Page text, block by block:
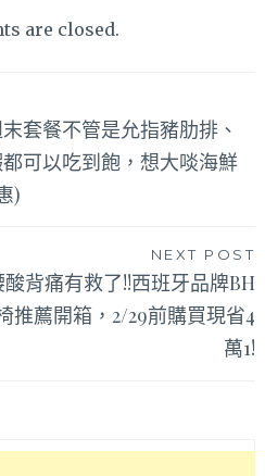
are closed.
套餐不管是允指豬肋排、
可以吃到飽，想大啖海鮮
)
NEXT POST
背痛有救了!!西班牙品牌BH
推薦開箱，2/29前購買現省4
萬1!